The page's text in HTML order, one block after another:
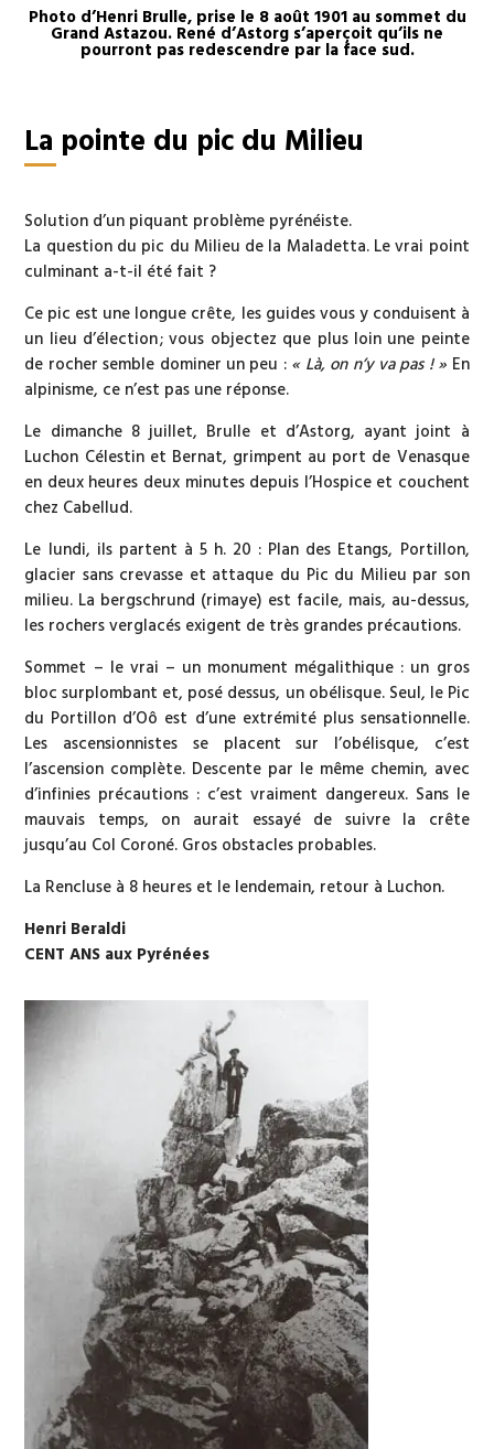
Photo d’Henri Brulle, prise le 8 août 1901 au sommet du
Grand Astazou. René d’Astorg s’aperçoit qu’ils ne
pourront pas redescendre par la face sud.
La pointe du pic du Milieu
Solution d’un piquant problème pyrénéiste.
La question du pic du Milieu de la Maladetta. Le vrai point
culminant a-t-il été fait ?
Ce pic est une longue crête, les guides vous y conduisent à
un lieu d’élection ; vous objectez que plus loin une peinte
de rocher semble dominer un peu :« Là, on n’y va pas ! » En
alpinisme, ce n’est pas une réponse.
Le dimanche 8 juillet, Brulle et d’Astorg, ayant joint à
Luchon Célestin et Bernat, grimpent au port de Venasque
en deux heures deux minutes depuis l’Hospice et couchent
chez Cabellud.
Le lundi, ils partent à 5 h. 20 : Plan des Etangs, Portillon,
glacier sans crevasse et attaque du Pic du Milieu par son
milieu. La bergschrund (rimaye) est facile, mais, au-dessus,
les rochers verglacés exigent de très grandes précautions.
Sommet – le vrai – un monument mégalithique : un gros
bloc surplombant et, posé dessus, un obélisque. Seul, le Pic
du Portillon d’Oô est d’une extrémité plus sensationnelle.
Les ascensionnistes se placent sur l’obélisque, c’est
l’ascension complète. Descente par le même chemin, avec
d’infinies précautions : c’est vraiment dangereux. Sans le
mauvais temps, on aurait essayé de suivre la crête
jusqu’au Col Coroné. Gros obstacles probables.
La Rencluse à 8 heures et le lendemain, retour à Luchon.
Henri Beraldi
CENT ANS aux Pyrénées